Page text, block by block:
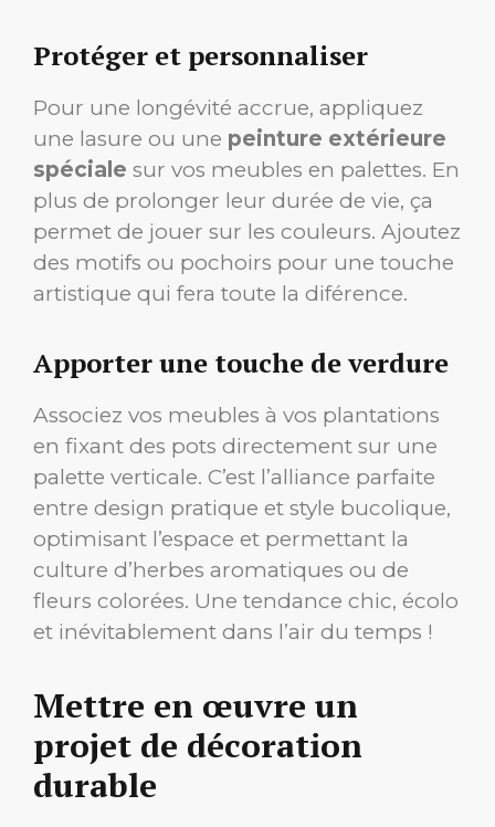
Protéger et personnaliser
Pour une longévité accrue, appliquez
une lasure ou une peinture extérieure
spéciale sur vos meubles en palettes. En
plus de prolonger leur durée de vie, ça
permet de jouer sur les couleurs. Ajoutez
des motifs ou pochoirs pour une touche
artistique qui fera toute la diférence.
Apporter une touche de verdure
Associez vos meubles à vos plantations
en fixant des pots directement sur une
palette verticale. C’est l’alliance parfaite
entre design pratique et style bucolique,
optimisant l’espace et permettant la
culture d’herbes aromatiques ou de
fleurs colorées. Une tendance chic, écolo
et inévitablement dans l’air du temps !
Mettre en œuvre un
projet de décoration
durable